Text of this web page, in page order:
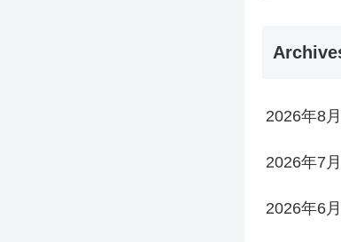
2026年8月
2026年7月
2026年6月